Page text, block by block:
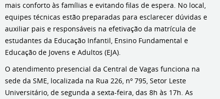
mais conforto às famílias e evitando filas de espera. No local,
equipes técnicas estão preparadas para esclarecer dúvidas e
auxiliar pais e responsáveis na efetivação da matrícula de
estudantes da Educação Infantil, Ensino Fundamental e
Educação de Jovens e Adultos (EJA).
O atendimento presencial da Central de Vagas funciona na
sede da SME, localizada na Rua 226, nº 795, Setor Leste
Universitário, de segunda a sexta-feira, das 8h às 17h. As